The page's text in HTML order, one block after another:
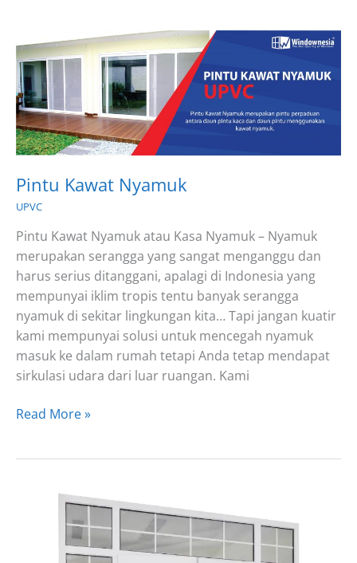
Pintu Kawat Nyamuk
UPVC
Pintu Kawat Nyamuk atau Kasa Nyamuk – Nyamuk
merupakan serangga yang sangat menganggu dan
harus serius ditanggani, apalagi di Indonesia yang
mempunyai iklim tropis tentu banyak serangga
nyamuk di sekitar lingkungan kita… Tapi jangan kuatir
kami mempunyai solusi untuk mencegah nyamuk
masuk ke dalam rumah tetapi Anda tetap mendapat
sirkulasi udara dari luar ruangan. Kami
Pintu
Read More »